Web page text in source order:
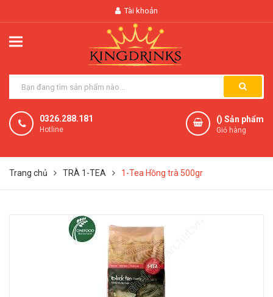
Tài khoản
0326.288.181
Hotline
() Sản phẩm
Giỏ hàng
Trang chủ TRÀ 1-TEA 1-Tea Hồng trà 500gr